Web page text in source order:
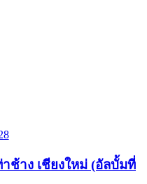
ช้าง เชียงใหม่ (อัลบั้มที่